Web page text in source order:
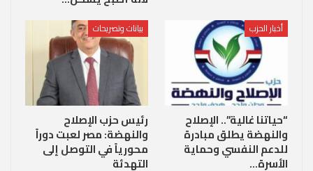
أخبار الحزب
“حياتنا غالية”.. الإصلاح
والنهضة يطلق مبادرة
للدعم النفسي وحماية
الأسرة…
بيانات وتصريحات
رئيس حزب الإصلاح
والنهضة: مصر لعبت دوراً
محورياً في التوصل إلى
التهدئة